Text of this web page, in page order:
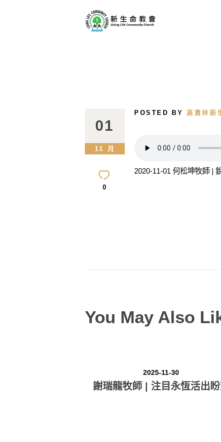
01
11 月
0
POSTED BY 高貴林新
2020-11-01 何松坤牧師 |
You May Also
2025-11-30
謝瑞龍牧師 | 注目永恆活出